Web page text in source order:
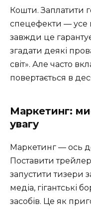
Кошти. Заплатити
спецефекти — усе
завжди це
згадати деякі
світ». Але часто
повертається в
Маркетинг:
увагу
Маркетинг — ось
Поставити
запустити тизери
медіа, гігантські
засобів. Це як